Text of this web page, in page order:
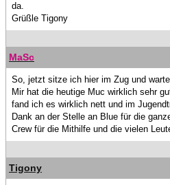
da.
Grüßle Tigony
MaSc
So, jetzt sitze ich hier im Zug und
Mir hat die heutige Muc wirklich sehr
fand ich es wirklich nett und im
Dank an der Stelle an Blue für die
Crew für die Mithilfe und die vielen
Tigony